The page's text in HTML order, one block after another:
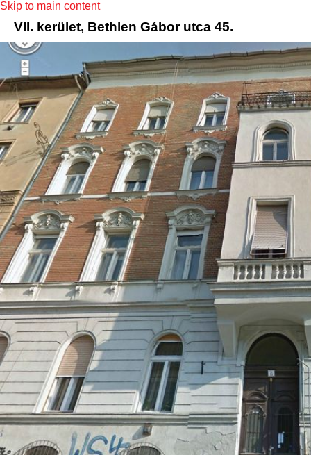
Skip to main content
VII. kerület, Bethlen Gábor utca 45.